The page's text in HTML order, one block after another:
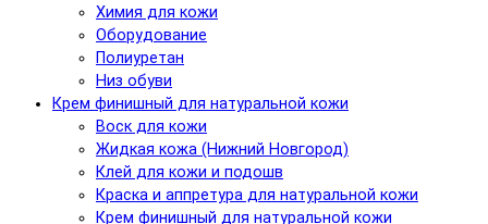
Химия для кожи
Оборудование
Полиуретан
Низ обуви
Крем финишный для натуральной кожи
Воск для кожи
Жидкая кожа (Нижний Новгород)
Клей для кожи и подошв
Краска и аппретура для натуральной кожи
Крем финишный для натуральной кожи